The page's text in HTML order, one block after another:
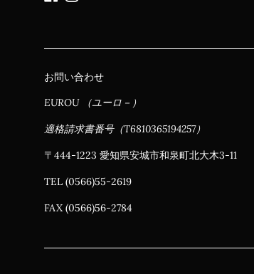
お問い合わせ
EUROU （ユーロ－）
適格請求書番号（T6810365194257）
〒444-1223 愛知県安城市和泉町北大木3-11
TEL (0566)55-2619
FAX (0566)56-2784